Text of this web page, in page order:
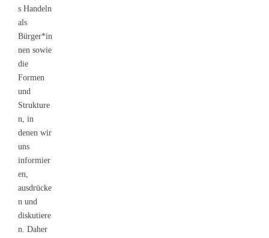
s Handeln
als
Bürger*in
nen sowie
die
Formen
und
Strukture
n, in
denen wir
uns
informier
en,
ausdrücke
n und
diskutiere
n. Daher